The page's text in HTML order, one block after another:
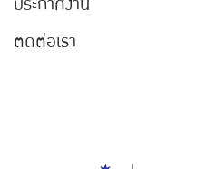
ติดต่อเรา